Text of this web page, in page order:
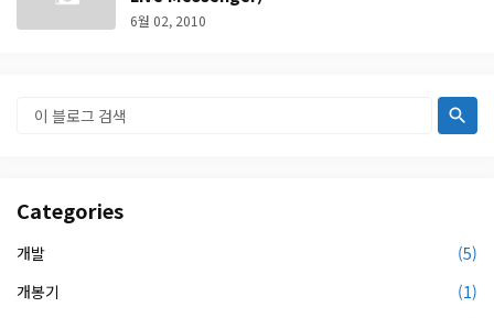
6월 02, 2010
Categories
개발
(5)
개봉기
(1)